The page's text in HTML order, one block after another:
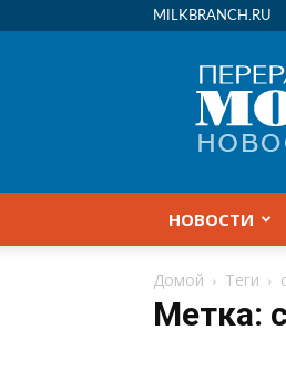
MILKBRANCH.RU
НОВОСТИ
Домой Теги
Метка: